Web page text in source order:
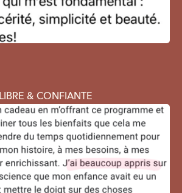
LIBRE & CONFIANTE